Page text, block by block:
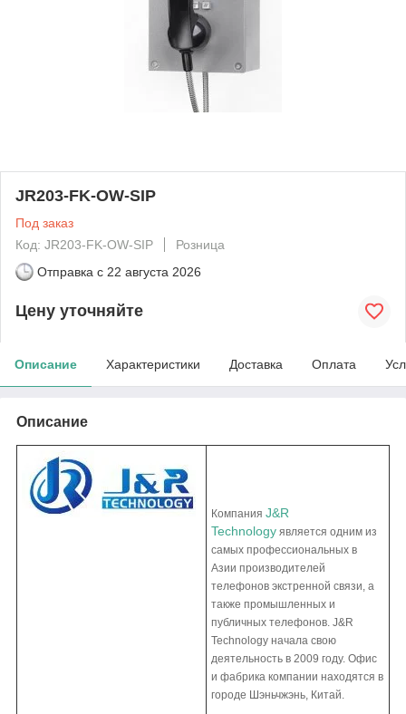
JR203-FK-OW-SIP
Под заказ
Код: JR203-FK-OW-SIP
Розница
Отправка с 22 августа 2026
Цену уточняйте
Описание Характеристики Доставка Оплата
Описание
Компания J&R
Technology является одним из
самых профессиональных в
Азии производителей
телефонов экстренной связи, а
также промышленных и
публичных телефонов. J&R
Technology начала свою
деятельность в 2009 году. Офис
и фабрика компании находятся в
городе Шэньчжэнь, Китай.